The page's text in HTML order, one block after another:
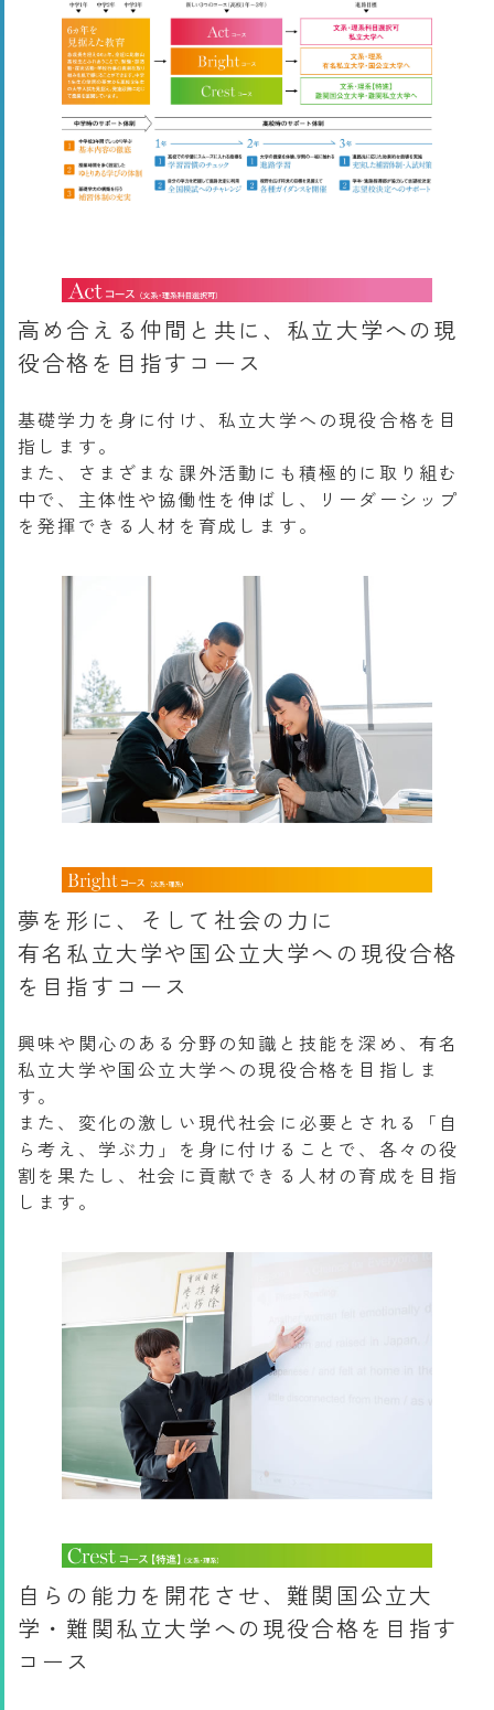
高め合える仲間と共に、私立大学への現
役合格を目指すコース
基礎学力を身に付け、私立大学への現役合格を目
指します。
また、さまざまな課外活動にも積極的に取り組む
中で、主体性や協働性を伸ばし、リーダーシップ
を発揮できる人材を育成します。
夢を形に、そして社会の力に
有名私立大学や国公立大学への現役合格
を目指すコース
興味や関心のある分野の知識と技能を深め、有名
私立大学や国公立大学への現役合格を目指しま
す。
また、変化の激しい現代社会に必要とされる「自
ら考え、学ぶ力」を身に付けることで、各々の役
割を果たし、社会に貢献できる人材の育成を目指
します。
自らの能力を開花させ、難関国公立大
学・難関私立大学への現役合格を目指す
コース